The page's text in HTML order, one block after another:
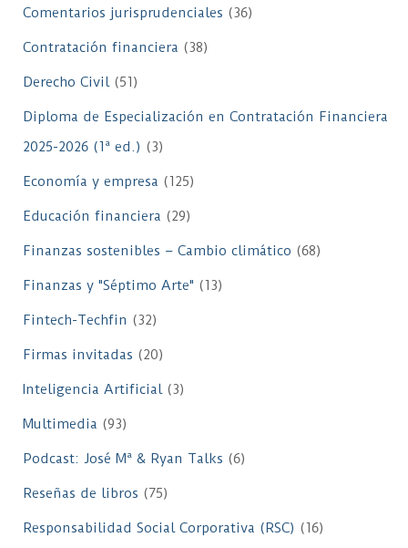
Comentarios jurisprudenciales (36)
Contratación financiera (38)
Derecho Civil(51)
Diploma de Especialización en Contratación Financiera
2025-2026 (1ª ed.) (3)
Economía y empresa (125)
Educación financiera (29)
Finanzas sostenibles – Cambio climático (68)
Finanzas y "Séptimo Arte" (13)
Fintech-Techfin (32)
Firmas invitadas (20)
Inteligencia Artificial(3)
Multimedia (93)
Podcast: José Mª & Ryan Talks (6)
Reseñas de libros (75)
Responsabilidad Social Corporativa (RSC) (16)